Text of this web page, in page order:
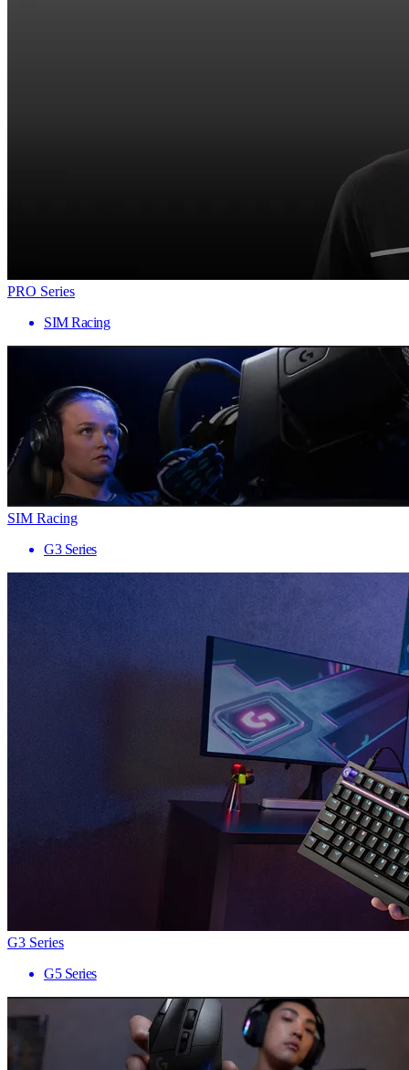
PRO Series
SIM Racing
SIM Racing
G3 Series
G3 Series
G5 Series